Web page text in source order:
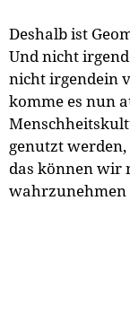
Deshalb ist
Und nicht
nicht irgendein
komme es nun
genutzt
das können wir
wahrzunehmen